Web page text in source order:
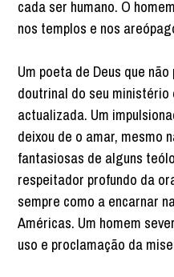
cada ser humano. O
nos templos e nos
Um poeta de Deus que
doutrinal do seu
actualizada. Um
deixou de o amar, mesmo
fantasiosas de alguns
respeitador profundo da
sempre como a encarnar
Américas. Um homem
uso e proclamação da